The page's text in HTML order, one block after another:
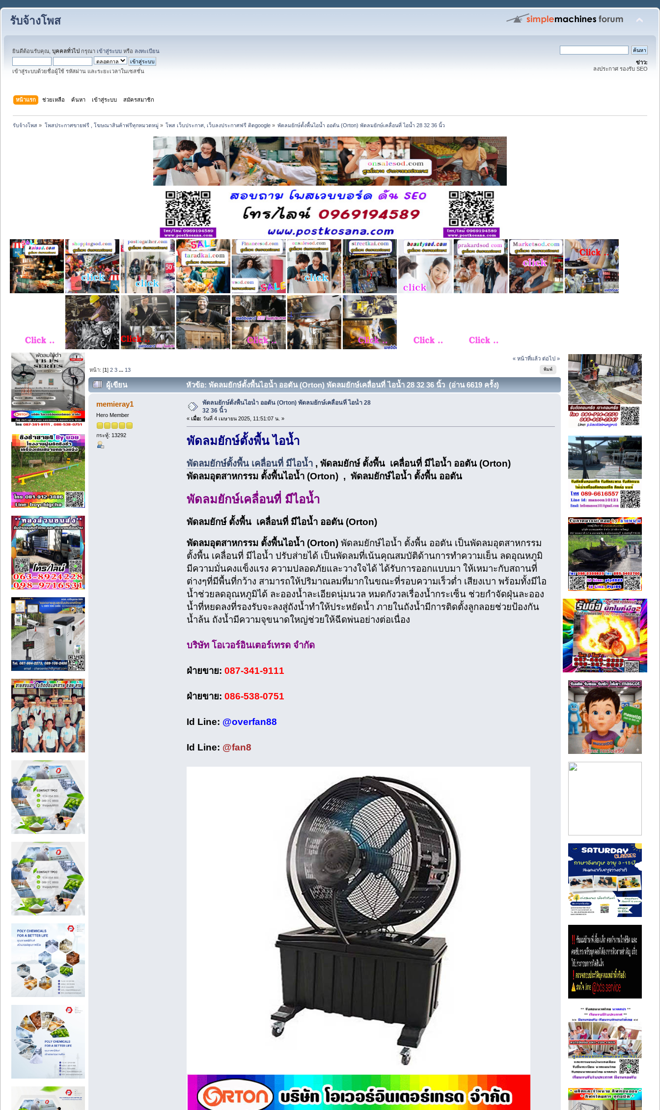
รับจ้างโพส
ยินดีต้อนรับคุณ, บุคคลทั่วไป กรุณา เข้าสู่ระบบ หรือ ลงทะเบียน
เข้าสู่ระบบด้วยชื่อผู้ใช้ รหัสผ่าน และระยะเวลาในเซสชั่น
ข่าว:
ลงประกาศ รองรับ SEO
หน้าแรก ช่วยเหลือ ค้นหา เข้าสู่ระบบ สมัครสมาชิก
รับจ้างโพส » โพสประกาศขายฟรี , โฆษณาสินค้าฟรีทุกหมวดหมู่» โพส เว็บประกาศ, เว็บลงประกาศฟรี ติดgoogle» พัดลมยักษ์ตั้งพื้นไอน้ำ ออตัน (Orton) พัดลมยักษ์เคลื่อนที่ ไอน้ำ 28 32 36 นิ้ว
« หน้าที่แล้ว ต่อไป »
พิมพ์
หน้า: [1]2 3 ... 13
ผู้เขียน หัวข้อ: พัดลมยักษ์ตั้งพื้นไอน้ำ ออตัน (Orton) พัดลมยักษ์เคลื่อนที่ ไอน้ำ 28 32 36 นิ้ว (อ่าน 6619 ครั้ง)
memieray1
Hero Member
กระทู้: 13292
พัดลมยักษ์ตั้งพื้นไอน้ำ ออตัน (Orton) พัดลมยักษ์เคลื่อนที่ ไอน้ำ 28
32 36 นิ้ว
« เมื่อ: วันที่ 4 เมษายน 2025, 11:51:07 น. »
พัดลมยักษ์ตั้งพื้น ไอน้ำ
พัดลมยักษ์ตั้งพื้น เคลื่อนที่ มีไอน้ำ, พัดลมยักษ์ ตั้งพื้น เคลื่อนที่ มีไอน้ำ ออตัน (Orton)
พัดลมอุตสาหกรรม ตั้งพื้นไอน้ำ (Orton) , พัดลมยักษ์ไอน้ำ ตั้งพื้น ออตัน
พัดลมยักษ์เคลื่อนที่ มีไอน้ำ
พัดลมยักษ์ ตั้งพื้น เคลื่อนที่ มีไอน้ำ ออตัน (Orton)
พัดลมอุตสาหกรรม ตั้งพื้นไอน้ำ (Orton)พัดลมยักษ์ไอน้ำ ตั้งพื้น ออตัน เป็นพัดลมอุตสาหกรรม
ตั้งพื้น เคลื่อนที่ มีไอน้ำ ปรับส่ายได้ เป็นพัดลมที่เน้นคุณสมบัติด้านการทำความเย็น ลดอุณหภูมิ
มีความมั่นคงแข็งแรง ความปลอดภัยและวางใจได้ ได้รับการออกแบบมา ให้เหมาะกับสถานที่
ต่างๆที่มีพื้นที่กว้าง สามารถให้ปริมาณลมที่มากในขณะที่รอบความเร็วต่ำ เสียงเบา พร้อมทั้งมีไอ
น้ำช่วยลดอุณหภูมิได้ ละอองน้ำละเอียดนุ่มนวล หมดกังวลเรื่องน้ำกระเซ็น ช่วยกำจัดฝุ่นละออง
น้ำที่หยดลงที่รองรับจะลงสู่ถังน้ำทำให้ประหยัดน้ำ ภายในถังน้ำมีการติดตั้งลูกลอยช่วยป้องกัน
น้ำล้น ถังน้ำมีความจุขนาดใหญ่ช่วยให้ฉีดพ่นอย่างต่อเนื่อง
บริษัท โอเวอร์อินเตอร์เทรด จํากัด
ฝ่ายขาย: 087-341-9111
ฝ่ายขาย: 086-538-0751
Id Line: @overfan88
Id Line: @fan8